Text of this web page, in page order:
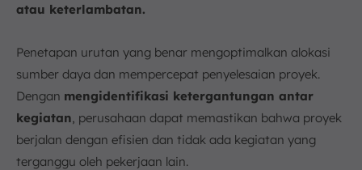
atau keterlambatan.
Penetapan urutan yang benar mengoptimalkan alokasi
sumber daya dan mempercepat penyelesaian proyek.
Dengan mengidentifikasi ketergantungan antar
kegiatan , perusahaan dapat memastikan bahwa proyek
berjalan dengan efisien dan tidak ada kegiatan yang
terganggu oleh pekerjaan lain.